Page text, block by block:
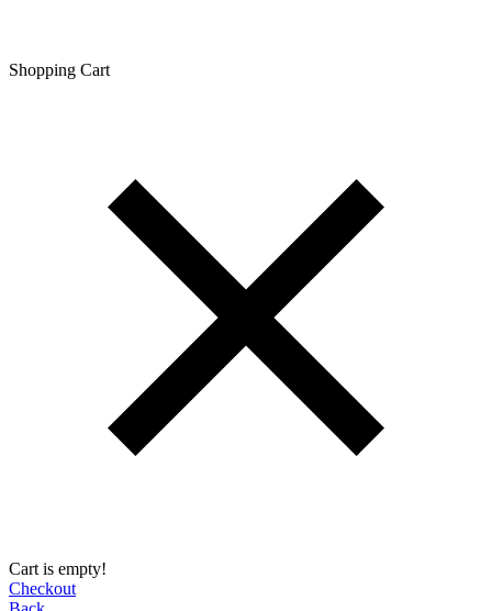
Shopping Сart
Cart is empty!
Checkout